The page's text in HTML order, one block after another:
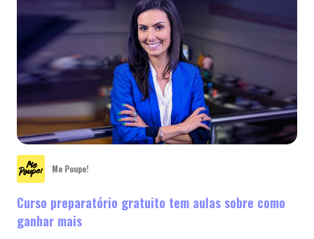
Me Poupe!
Curso preparatório gratuito tem aulas sobre como
ganhar mais